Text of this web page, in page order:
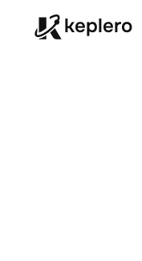
keplero